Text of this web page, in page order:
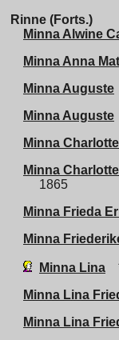
Rinne (Forts.)
Minna Alwine
Minna Anna
Minna Auguste
Minna Auguste
Minna Charlotte
Minna
1865
Minna Frieda
Minna
Minna Lina
Minna Lina
Minna Lina